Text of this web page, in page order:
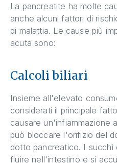
La pancreatite ha molte
anche alcuni fattori di
di malattia. Le cause più
acuta sono:
Calcoli biliari
Insieme all'elevato
considerati il principale
causare un'infiammazione
può bloccare l'orifizio del
dotto pancreatico. I succhi
fluire nell'intestino e si